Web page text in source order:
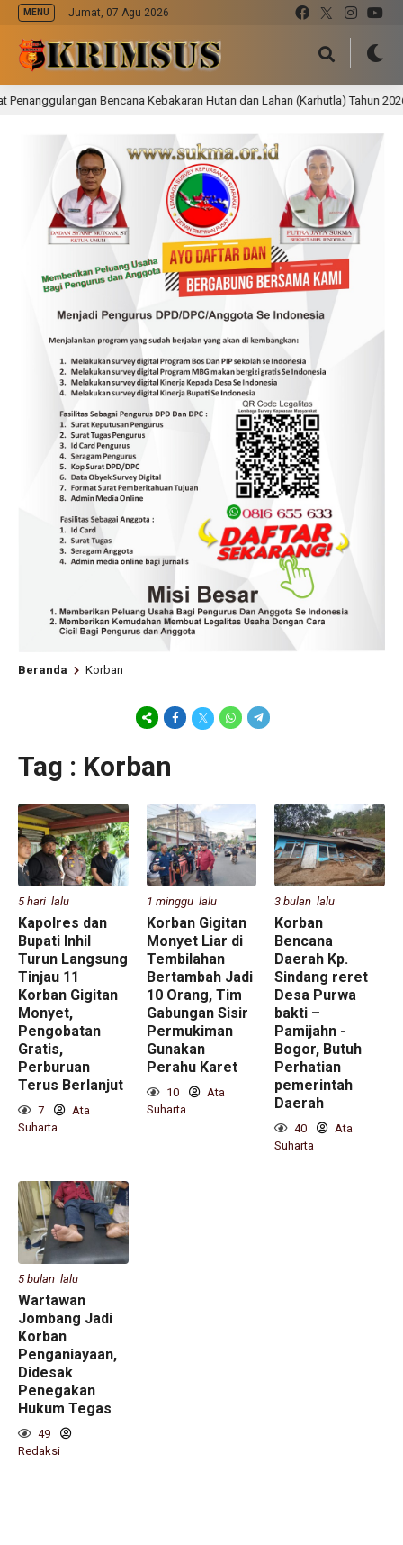
MENU Jumat, 07 Agu 2026
Bencana Kebakaran Hutan dan Lahan (Karhutla) Tahun 2026
Beranda Korban
Tag : Korban
5 hari lalu
Kapolres dan
Bupati Inhil
Turun Langsung
Tinjau 11
Korban Gigitan
Monyet,
Pengobatan
Gratis,
Perburuan
Terus Berlanjut
7
Ata
Suharta
1 minggu lalu
Korban Gigitan
Monyet Liar di
Tembilahan
Bertambah Jadi
10 Orang, Tim
Gabungan Sisir
Permukiman
Gunakan
Perahu Karet
10
Ata
Suharta
3 bulan lalu
Korban
Bencana
Daerah Kp.
Sindang reret
Desa Purwa
bakti –
Pamijahn -
Bogor, Butuh
Perhatian
pemerintah
Daerah
40
Ata
Suharta
5 bulan lalu
Wartawan
Jombang Jadi
Korban
Penganiayaan,
Didesak
Penegakan
Hukum Tegas
49
Redaksi